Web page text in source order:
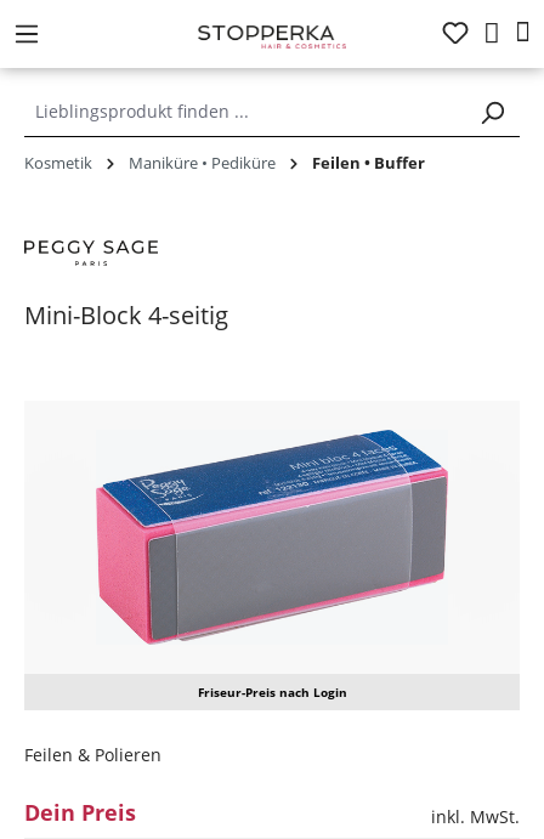
springen
Kosmetik Maniküre • Pediküre Feilen • Buffer
Mini-Block 4-seitig
Friseur-Preis nach Login
Feilen & Polieren
Dein Preis
inkl. MwSt.